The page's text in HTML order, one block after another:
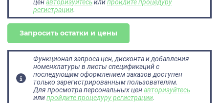
ценавторизуйтесьилипройдите процедуру
регистрации.
Запросить остатки и цены
Функционал запроса цен, дисконта и добавления
номенклатуры в листы спецификаций с
последующим оформлением заказов доступен
только зарегистрированным пользователям.
Для просмотра персональных ценавторизуйтесь
илипройдите процедуру регистрации.